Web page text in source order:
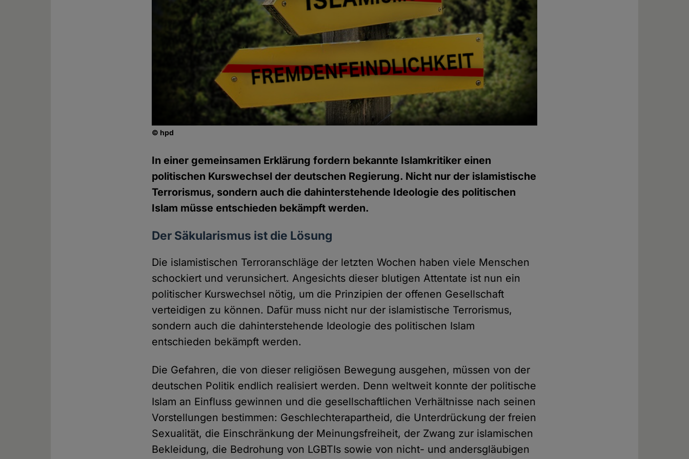
© hpd
In einer gemeinsamen Erklärung fordern bekannte Islamkritiker einen
politischen Kurswechsel der deutschen Regierung. Nicht nur der islamistische
Terrorismus, sondern auch die dahinterstehende Ideologie des politischen
Islam müsse entschieden bekämpft werden.
Der Säkularismus ist die Lösung
Die islamistischen Terroranschläge der letzten Wochen haben viele Menschen
schockiert und verunsichert. Angesichts dieser blutigen Attentate ist nun ein
politischer Kurswechsel nötig, um die Prinzipien der offenen Gesellschaft
verteidigen zu können. Dafür muss nicht nur der islamistische Terrorismus,
sondern auch die dahinterstehende Ideologie des politischen Islam
entschieden bekämpft werden.
Die Gefahren, die von dieser religiösen Bewegung ausgehen, müssen von der
deutschen Politik endlich realisiert werden. Denn weltweit konnte der politische
Islam an Einfluss gewinnen und die gesellschaftlichen Verhältnisse nach seinen
Vorstellungen bestimmen: Geschlechterapartheid, die Unterdrückung der freien
Sexualität, die Einschränkung der Meinungsfreiheit, der Zwang zur islamischen
Bekleidung, die Bedrohung von LGBTIs sowie von nicht- und andersgläubigen